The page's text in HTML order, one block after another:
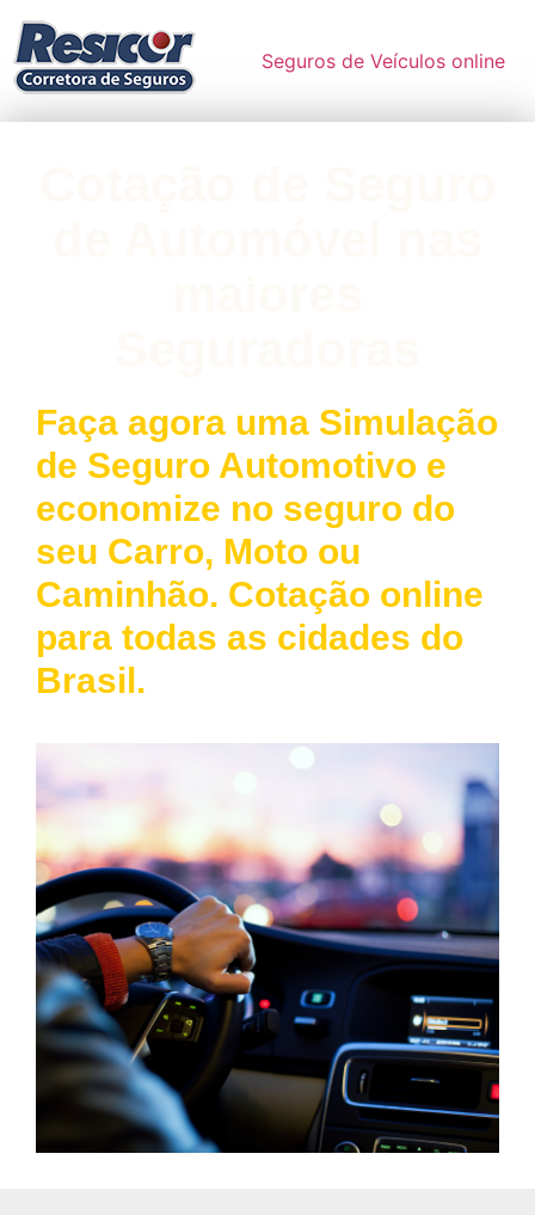
Seguros de Veículos online
Faça agora uma Simulação
de Seguro Automotivo e
economize no seguro do
seu Carro, Moto ou
Caminhão. Cotação online
para todas as cidades do
Brasil.